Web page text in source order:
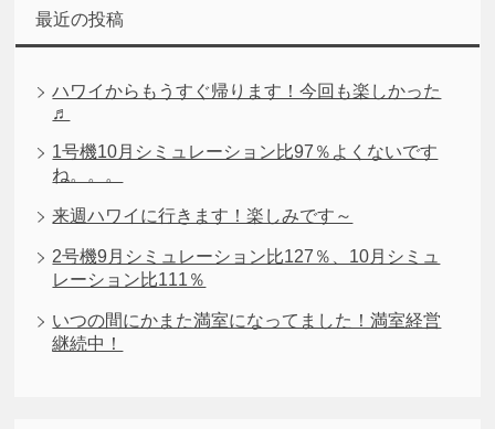
最近の投稿
ハワイからもうすぐ帰ります！今回も楽しかった
♬
1号機10月シミュレーション比97％よくないです
ね。。。
来週ハワイに行きます！楽しみです～
2号機9月シミュレーション比127％、10月シミュ
レーション比111％
いつの間にかまた満室になってました！満室経営
継続中！